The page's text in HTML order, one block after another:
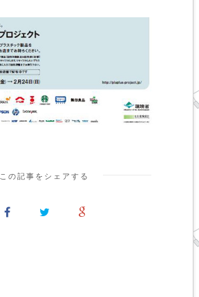
この記事をシェアする